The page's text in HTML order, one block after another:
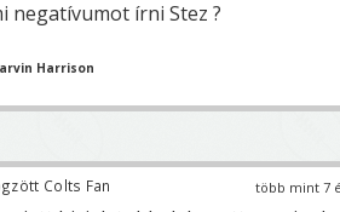
negatívumot írni Stez ?
Harrison
több mint 7
Colts Fan